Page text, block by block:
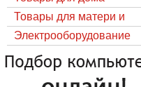
Товары для матери и
ребёнка
Электрооборудование